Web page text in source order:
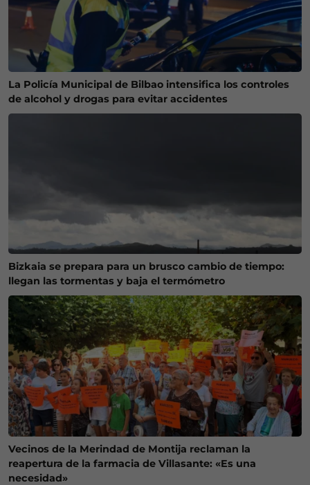
La Policía Municipal de Bilbao intensifica los controles
de alcohol y drogas para evitar accidentes
Bizkaia se prepara para un brusco cambio de tiempo:
llegan las tormentas y baja el termómetro
Vecinos de la Merindad de Montija reclaman la
reapertura de la farmacia de Villasante: «Es una
necesidad»